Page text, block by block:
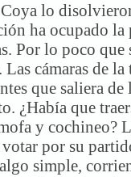
lo
ha ocupado
Por lo poco que
Las cámaras de
que saliera
¿Había que
y cochineo?
votar por su
simple,